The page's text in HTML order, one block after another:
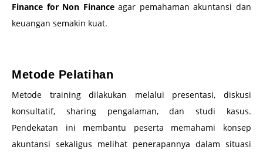
Finance for Non Financeagar pemahaman akuntansi dan
keuangan semakin kuat.
Metode Pelatihan
Metode training dilakukan melalui presentasi, diskusi
konsultatif, sharing pengalaman, dan studi kasus.
Pendekatan ini membantu peserta memahami konsep
akuntansi sekaligus melihat penerapannya dalam situasi